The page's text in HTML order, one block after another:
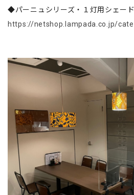
◆パーニュシリーズ・１灯用シェー
https://netshop.lampada.co.jp/